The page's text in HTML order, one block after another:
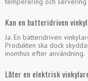
Kan en batteridriven
Ja. En batteridriven
Produkten ska dock
inomhus efter användning.
Låter en elektrisk